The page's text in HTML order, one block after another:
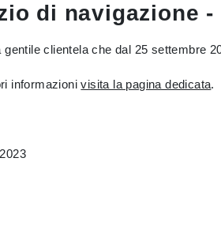
di navigazione
gentile clientela che dal 25 settembre
informazionivisita la pagina dedicata.